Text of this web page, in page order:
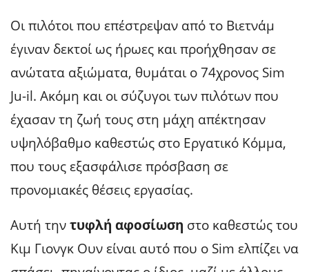
Οι πιλότοι που επέστρεψαν από το Βιετνάμ
έγιναν δεκτοί ως ήρωες και προήχθησαν σε
ανώτατα αξιώματα, θυμάται ο 74χρονος Sim
Ju-il. Ακόμη και οι σύζυγοι των πιλότων που
έχασαν τη ζωή τους στη μάχη απέκτησαν
υψηλόβαθμο καθεστώς στο Εργατικό Κόμμα,
που τους εξασφάλισε πρόσβαση σε
προνομιακές θέσεις εργασίας.
Αυτή τηντυφλή αφοσίωση στο καθεστώς του
Κιμ Γιονγκ Ουν είναι αυτό που ο Sim ελπίζει να